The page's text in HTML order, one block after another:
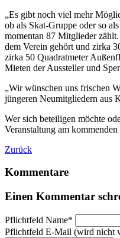
„Es gibt noch viel mehr
ob als Skat-Gruppe oder so
momentan 87 Mitglieder
dem Verein gehört und zirka
zirka 50 Quadratmeter
Mieten der Aussteller und
„Wir wünschen uns frischen
jüngeren Neumitgliedern aus
Wer sich beteiligen möchte
Veranstaltung am
Zurück
Kommentare
Einen Kommentar
Pflichtfeld Name*
Pflichtfeld E-Mail (wird nicht